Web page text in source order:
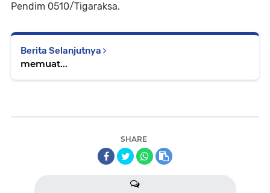
Pendim 0510/Tigaraksa.
Berita Selanjutnya
memuat...
SHARE